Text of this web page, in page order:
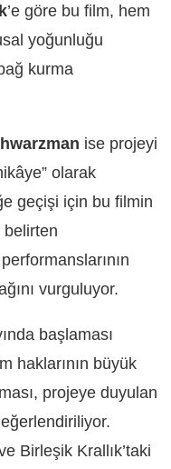
’e göre bu film, hem
yoğunluğu
kurma
ise projeyi
olarak
geçişi için bu filmin
belirten
vurguluyor.
başlaması
haklarının büyük
projeye duyulan
Birleşik Krallık’taki